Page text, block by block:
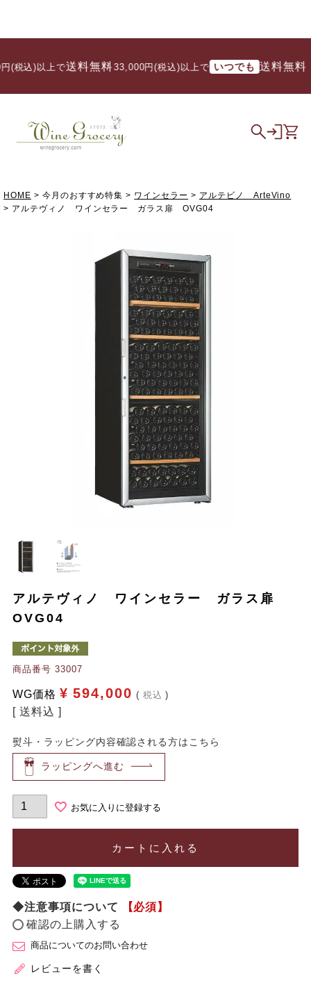
)以上で送料無料/ 33,000円(税込)以上で いつでも 送料無料
HOME 今月のおすすめ特集 ワインセラー
アルテビノ ArteVino
アルテヴィノ ワインセラー ガラス扉 OVG04
アルテヴィノ ワインセラー ガラス扉
OVG04
商品番号 33007
WG価格 ¥ 594,000 税込
送料込
熨斗・ラッピング内容確認される方はこちら
ラッピングへ進む
お気に入りに登録する
カートに入れる
◆注意事項について
【必須】
確認の上購入する
商品についてのお問い合わせ
レビューを書く